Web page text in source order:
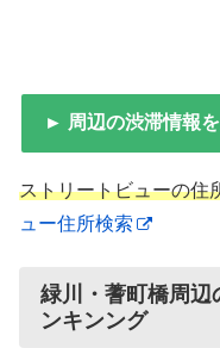
► 周辺の渋滞情報
ストリートビューの住
ュー住所検索
緑川・蓍町橋周辺
ンキンング